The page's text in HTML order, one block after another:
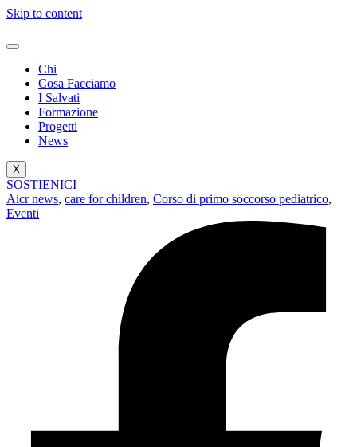
Skip to content
Chi
Cosa Facciamo
I Salvati
Formazione
Progetti
News
X
SOSTIENICI
Aicr news, care for children, Corso di primo soccorso pediatrico,
Eventi